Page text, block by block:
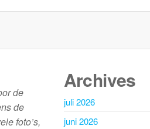
de
de
foto’s,
Archives
juli 2026
juni 2026